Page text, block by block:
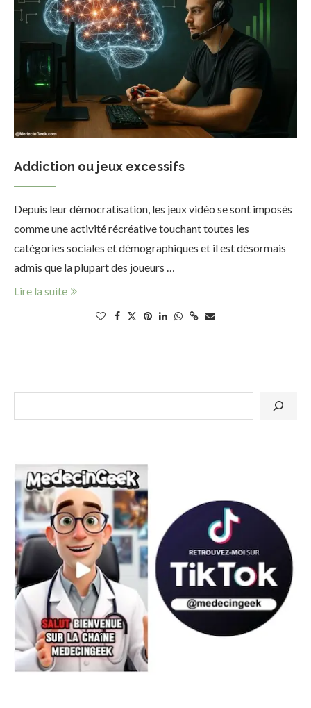
Addiction ou jeux excessifs
Depuis leur démocratisation, les jeux vidéo se sont imposés
comme une activité récréative touchant toutes les
catégories sociales et démographiques et il est désormais
admis que la plupart des joueurs …
Lire la suite